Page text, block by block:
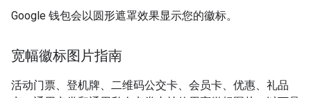
Google 钱包会以圆形遮罩效果显示您的徽标。
宽幅徽标图片指南
活动门票、登机牌、二维码公交卡、会员卡、优惠、礼品